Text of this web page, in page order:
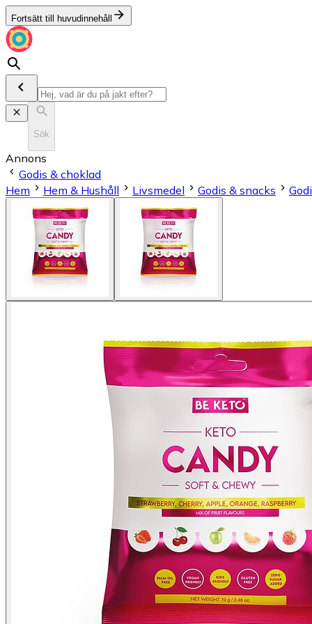
Fortsätt till huvudinnehåll
Sök
Annons
Godis & choklad
Hem
Hem & Hushåll Livsmedel Godis & snacks